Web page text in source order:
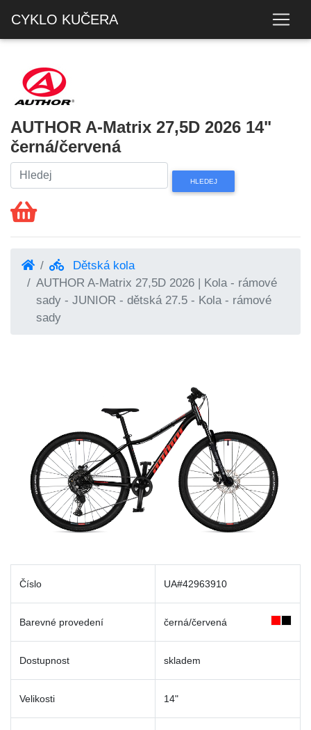
CYKLO KUČERA
AUTHOR A-Matrix 27,5D 2026 14"
černá/červená
Dětská kola
AUTHOR A-Matrix 27,5D 2026 | Kola - rámové
sady - JUNIOR - dětská 27.5 - Kola - rámové
sady
Číslo UA#42963910
Barevné provedení černá/červená
Dostupnost skladem
Velikosti 14"